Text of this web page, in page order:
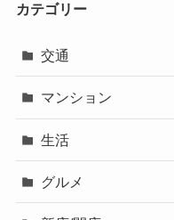
カテゴリー
交通
マンション
生活
グルメ